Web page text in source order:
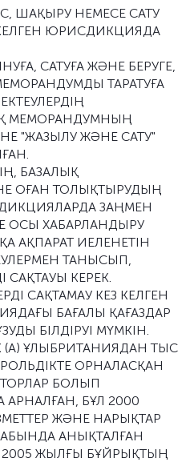
ШАҚЫРУ НЕМЕСЕ САТУ
ЮРИСДИКЦИЯДА
САТУҒА ЖӘНЕ БЕРУГЕ,
ТАРАТУҒА
МЕМОРАНДУМНЫҢ
"ЖАЗЫЛУ ЖӘНЕ САТУ"
БАЗАЛЫҚ
ОҒАН ТОЛЫҚТЫРУДЫҢ
ЗАҢМЕН
ОСЫ ХАБАРЛАНДЫРУ
АҚПАРАТ ИЕЛЕНЕТІН
ТАНЫСЫП,
КЕРЕК.
САҚТАМАУ КЕЗ КЕЛГЕН
БАҒАЛЫ ҚАҒАЗДАР
БІЛДІРУІ МҮМКІН.
(А) ҰЛЫБРИТАНИЯДАН ТЫС
ОРНАЛАСҚАН
БОЛЫП
БҰЛ 2000
ЖӘНЕ НАРЫҚТАР
АНЫҚТАЛҒАН
ЖЫЛҒЫ БҰЙРЫҚТЫҢ